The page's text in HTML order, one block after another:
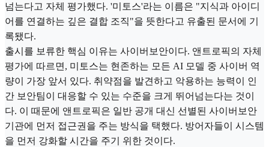
넘는다고 자체 평가했다. '미토스'라는 이름은 "지식과 아이디
어를 연결하는 깊은 결합 조직"을 뜻한다고 유출된 문서에 기
록됐다.
출시를 보류한 핵심 이유는 사이버보안이다. 앤트로픽의 자체
평가에 따르면, 미토스는 현존하는 모든 AI 모델 중 사이버 역
량이 가장 앞서 있다. 취약점을 발견하고 악용하는 능력이 인
간 보안팀이 대응할 수 있는 수준을 크게 뛰어넘는다는 것이
다. 이 때문에 앤트로픽은 일반 공개 대신 선별된 사이버보안
기관에 먼저 접근권을 주는 방식을 택했다. 방어자들이 시스템
을 먼저 강화할 시간을 주기 위한 것이다.